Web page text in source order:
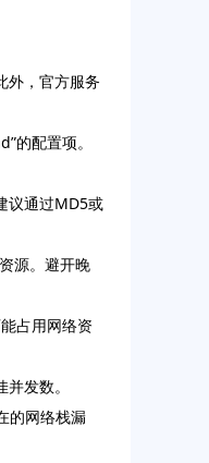
外，官方服务
的配置项。
议通过MD5或
源。避开晚
占用网络资
发数。
的网络栈漏